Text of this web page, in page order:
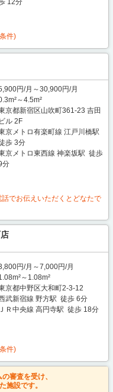
12分
件)
円/月～30,900円/月
～4.5m²
京都新宿区山吹町361-23 吉田
ビル 2F
京メトロ有楽町線 江戸川橋駅
歩 3分
京メトロ東西線 神楽坂駅 徒歩
分
話でお伝えいただくとどなたで
円/月～7,000円/月
～1.08m²
京都中野区大和町2-3-12
武新宿線 野方駅 徒歩 6分
ＪＲ中央線 高円寺駅 徒歩 18分
件)
審査を受け、
施設です。